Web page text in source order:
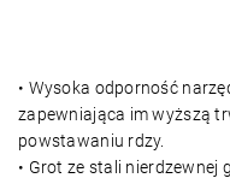
• Wysoka odporność
zapewniająca im wyższą
powstawaniu rdzy.
• Grot ze stali nierdzewnej